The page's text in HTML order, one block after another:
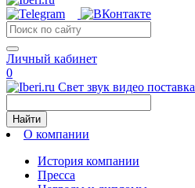
Личный кабинет
0
Свет звук видео поставка
Найти
О компании
История компании
Пресса